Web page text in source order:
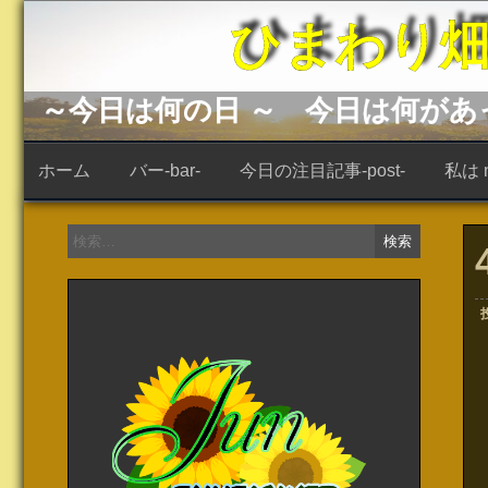
コ
へ
ス
キ
ひまわり
～今日は何の日 ～ 今日は何があ
ホーム バー-bar- 今日の注目記事-post- 私は
検
索: